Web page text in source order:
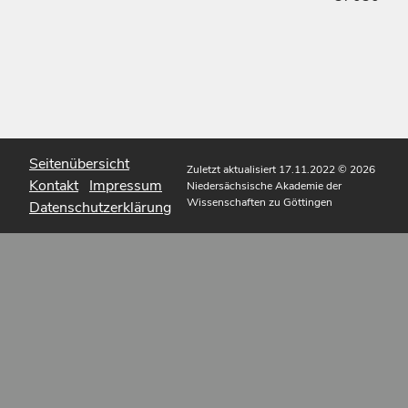
Seitenübersicht
Kontakt Impressum
Datenschutzerklärung
Zuletzt aktualisiert 17.11.2022© 2026
Niedersächsische Akademie der
Wissenschaften zu Göttingen